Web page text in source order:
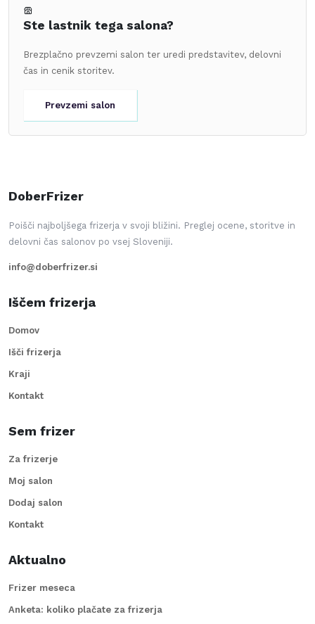
Ste lastnik tega salona?
Brezplačno prevzemi salon ter uredi predstavitev, delovni
čas in cenik storitev.
Prevzemi salon
DoberFrizer
Poišči najboljšega frizerja v svoji bližini. Preglej ocene, storitve in
delovni čas salonov po vsej Sloveniji.
info@doberfrizer.si
Iščem frizerja
Domov
Išči frizerja
Kraji
Kontakt
Sem frizer
Za frizerje
Moj salon
Dodaj salon
Kontakt
Aktualno
Frizer meseca
Anketa: koliko plačate za frizerja